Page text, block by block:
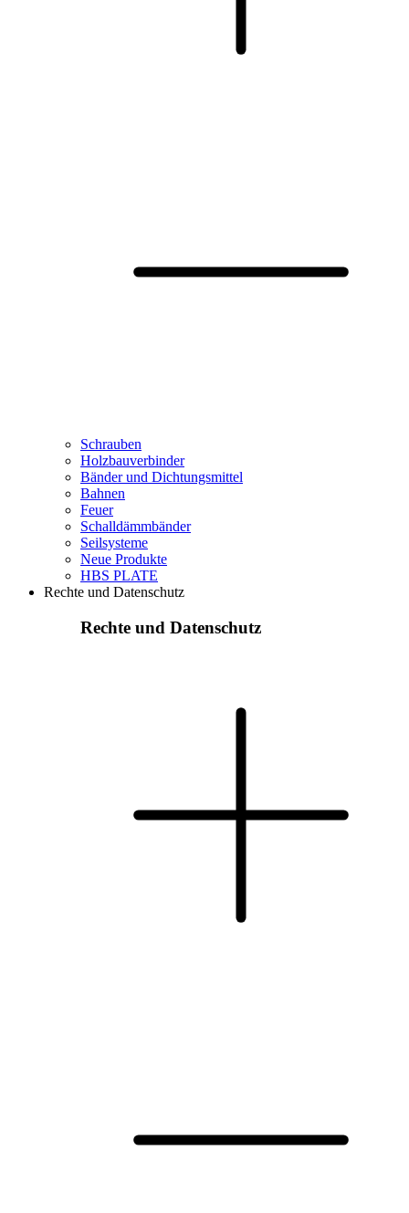
Schrauben
Holzbauverbinder
Bänder und Dichtungsmittel
Bahnen
Feuer
Schalldämmbänder
Seilsysteme
Neue Produkte
HBS PLATE
Rechte und Datenschutz
Rechte und Datenschutz